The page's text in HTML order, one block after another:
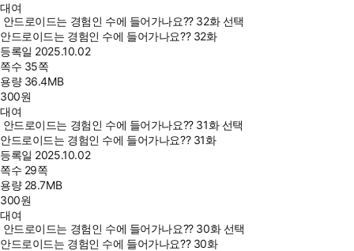
대여
안드로이드는 경험인 수에 들어가나요?? 32화 선택
안드로이드는 경험인 수에 들어가나요?? 32화
등록일 2025.10.02
쪽수 35쪽
용량 36.4MB
300원
대여
안드로이드는 경험인 수에 들어가나요?? 31화 선택
안드로이드는 경험인 수에 들어가나요?? 31화
등록일 2025.10.02
쪽수 29쪽
용량 28.7MB
300원
대여
안드로이드는 경험인 수에 들어가나요?? 30화 선택
안드로이드는 경험인 수에 들어가나요?? 30화